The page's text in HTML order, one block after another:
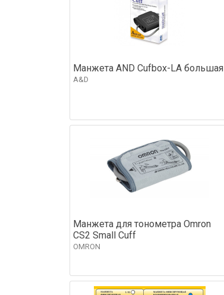
Манжета AND Cufbox-LA большая
A&D
Манжета для тонометра Omron
CS2 Small Cuff
OMRON